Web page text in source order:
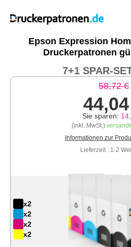
Epson Expression
Druckerpatronen
7+1 SPAR-
58,72 €
Sie sparen:
(inkl. MwSt.)
Informationen zur
Lieferzeit : 1-2
x2
x2
x2
x2